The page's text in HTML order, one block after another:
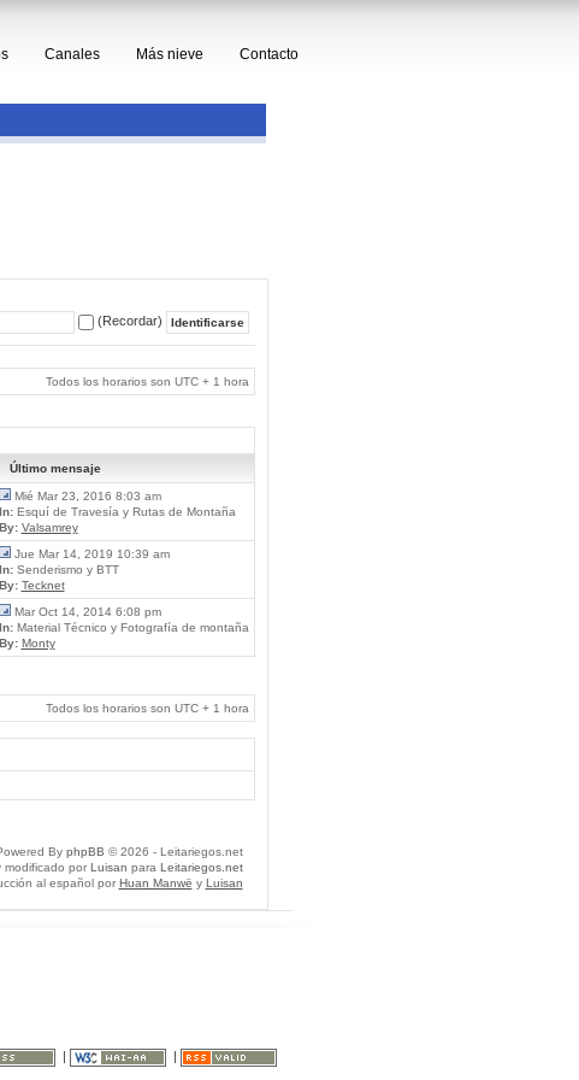
Canales Más nieve Contacto
(Recordar)
Todos los horarios son UTC + 1 hora
Último mensaje
Mié Mar 23, 2016 8:03 am
In:Esquí de Travesía y Rutas de Montaña
By: Valsamrey
Jue Mar 14, 2019 10:39 am
In:Senderismo y BTT
By: Tecknet
Mar Oct 14, 2014 6:08 pm
In:Material Técnico y Fotografía de montaña
By: Monty
Todos los horarios son UTC + 1 hora
By phpBB © 2026 - Leitariegos.net
modificado por Luisan para Leitariegos.net
al español por Huan Manwë y Luisan